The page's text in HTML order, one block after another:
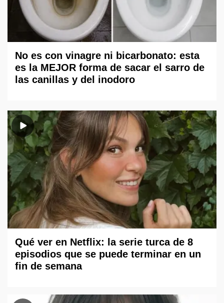
No es con vinagre ni bicarbonato: esta
es la MEJOR forma de sacar el sarro de
las canillas y del inodoro
Qué ver en Netflix: la serie turca de 8
episodios que se puede terminar en un
fin de semana